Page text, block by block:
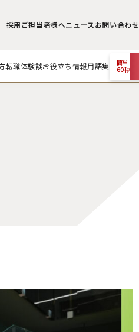
採用ご担当者様へニュース お問い合わせ
転職体験談お役立ち情報用語集
簡単
60秒